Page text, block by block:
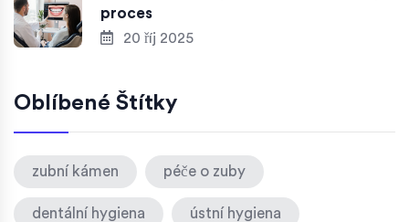
proces
20 říj 2025
Oblíbené Štítky
zubní kámen péče o zuby
dentální hygiena ústní hygiena